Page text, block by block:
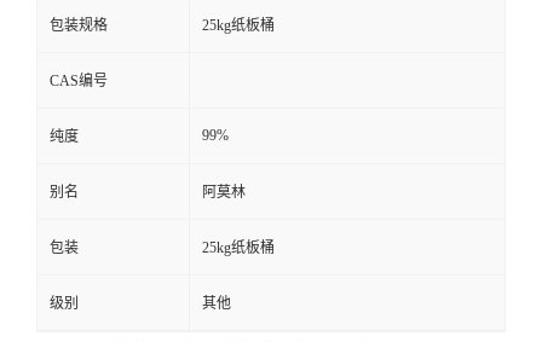
包装规格 25kg纸板桶
CAS编号
纯度 99%
别名 阿莫林
包装 25kg纸板桶
级别 其他